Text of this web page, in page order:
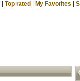
Top rated My Favorites